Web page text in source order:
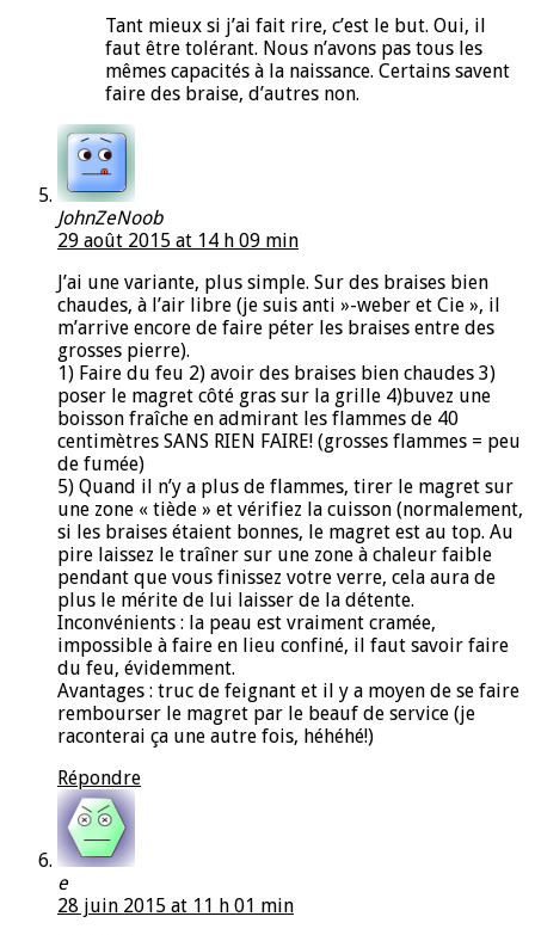
Tant mieux si j’ai fait rire, c’est le but. Oui, il
faut être tolérant. Nous n’avons pas tous les
mêmes capacités à la naissance. Certains savent
faire des braise, d’autres non.
JohnZeNoob
29 août 2015 at 14 h 09 min
J’ai une variante, plus simple. Sur des braises bien
chaudes, à l’air libre (je suis anti »-weber et Cie », il
m’arrive encore de faire péter les braises entre des
grosses pierre).
1) Faire du feu 2) avoir des braises bien chaudes 3)
poser le magret côté gras sur la grille 4)buvez une
boisson fraîche en admirant les flammes de 40
centimètres SANS RIEN FAIRE! (grosses flammes = peu
de fumée)
5) Quand il n’y a plus de flammes, tirer le magret sur
une zone « tiède » et vérifiez la cuisson (normalement,
si les braises étaient bonnes, le magret est au top. Au
pire laissez le traîner sur une zone à chaleur faible
pendant que vous finissez votre verre, cela aura de
plus le mérite de lui laisser de la détente.
Inconvénients : la peau est vraiment cramée,
impossible à faire en lieu confiné, il faut savoir faire
du feu, évidemment.
Avantages : truc de feignant et il y a moyen de se faire
rembourser le magret par le beauf de service (je
raconterai ça une autre fois, héhéhé!)
Répondre
e
28 juin 2015 at 11 h 01 min